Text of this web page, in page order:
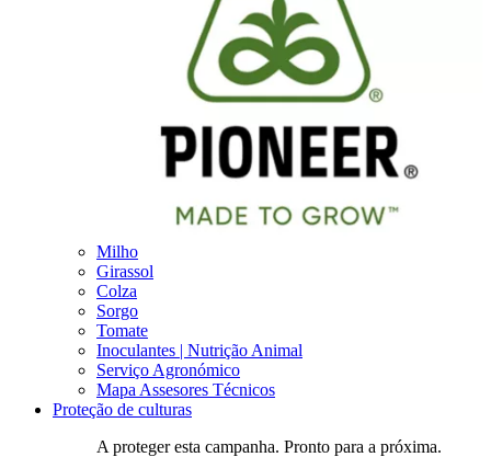
Milho
Girassol
Colza
Sorgo
Tomate
Inoculantes | Nutrição Animal
Serviço Agronómico
Mapa Assesores Técnicos
Proteção de culturas
A proteger esta campanha. Pronto para a próxima.